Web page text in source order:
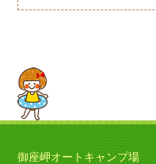
御座岬オートキャンプ場